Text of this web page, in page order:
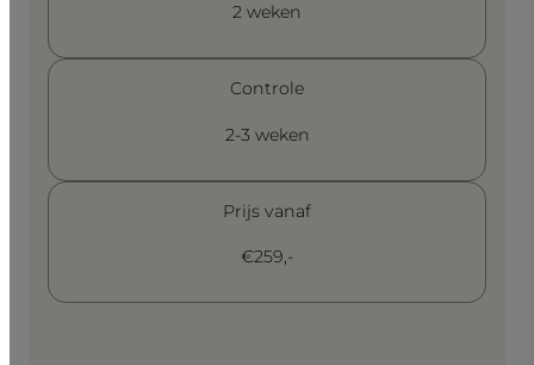
2 weken
Controle
2-3 weken
Prijs vanaf
€259,-